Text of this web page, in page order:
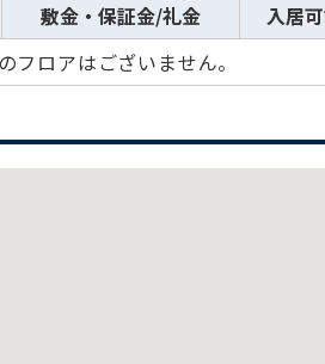
敷金・保証金/礼金 入居
フロアはございません。